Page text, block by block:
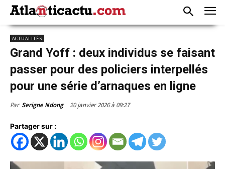
ACTUALITÉS
Grand Yoff : deux individus se faisant
passer pour des policiers interpellés
pour une série d’arnaques en ligne
Par Serigne Ndong 20 janvier 2026 à 09:27
Partager sur :